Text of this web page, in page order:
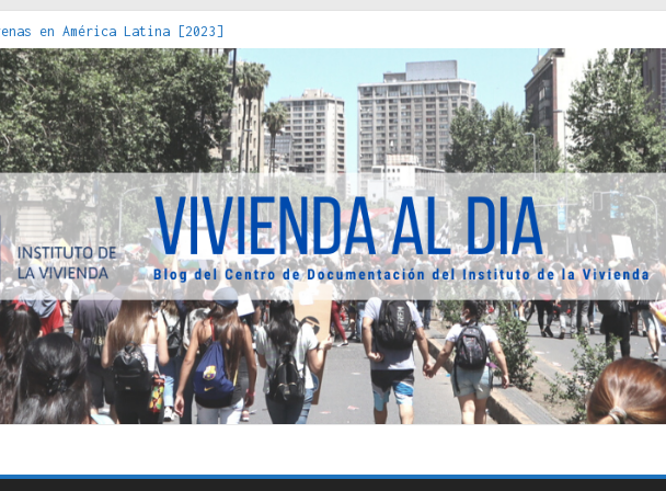
en América Latina [2023]
espacialización de los Estados : políticas, prácticas y representaciones [2022]
choca con el acero : hacia una teoría crítica de las fronteras latinoamericanas
para una vivienda adecuada [2019]
de la Caja del Seguro Obrero en Santiago : un patrimonio emblemático [2014]